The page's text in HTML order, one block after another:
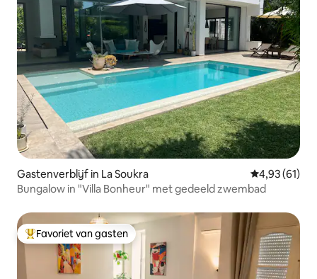
Gastenverblijf in La Soukra Gemiddelde
4,93 (61)
Bungalow in "Villa Bonheur" met gedeeld zwembad
Topfavoriet van gasten
Favoriet van gasten